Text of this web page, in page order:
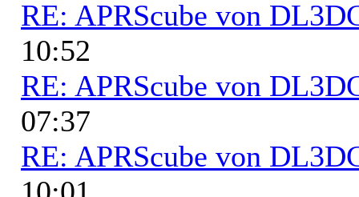
RE: APRScube von
10:52
RE: APRScube von
07:37
RE: APRScube von